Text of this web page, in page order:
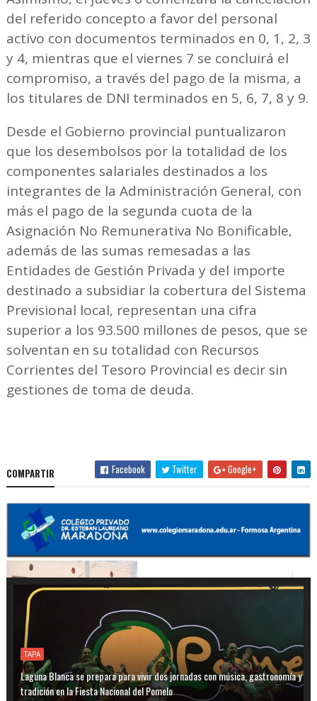
del referido concepto a favor del personal
activo con documentos terminados en 0, 1, 2, 3
y 4, mientras que el viernes 7 se concluirá el
compromiso, a través del pago de la misma, a
los titulares de DNI terminados en 5, 6, 7, 8 y 9.
Desde el Gobierno provincial puntualizaron
que los desembolsos por la totalidad de los
componentes salariales destinados a los
integrantes de la Administración General, con
más el pago de la segunda cuota de la
Asignación No Remunerativa No Bonificable,
además de las sumas remesadas a las
Entidades de Gestión Privada y del importe
destinado a subsidiar la cobertura del Sistema
Previsional local, representan una cifra
superior a los 93.500 millones de pesos, que se
solventan en su totalidad con Recursos
Corrientes del Tesoro Provincial es decir sin
gestiones de toma de deuda.
COMPARTIR Facebook Twitter Google+
TAPA
Laguna Blanca se prepara para vivir dos jornadas con música, gastronomía y
tradición en la Fiesta Nacional del Pomelo